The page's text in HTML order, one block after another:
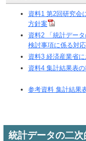
資料1 第2回研究会
方針案
資料2 「統計デー
検討事項に係る対
資料3 経済産業省
資料4 集計結果表
参考資料 集計結果
統計データの二